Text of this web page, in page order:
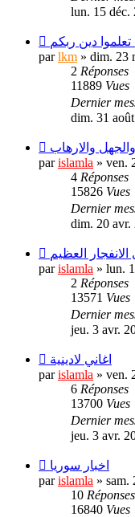
lun. 15 déc.
دين ربكم
parlkm » dim. 23
2 Réponses
11889 Vues
Dernier
dim. 31
والارهاب
parislamla » ven.
4 Réponses
15826 Vues
Dernier
dim. 20 avr.
parislamla » lun.
2 Réponses
13571 Vues
Dernier
jeu. 3 avr.
اغاني لادينية
parislamla » ven.
6 Réponses
13700 Vues
Dernier
jeu. 3 avr.
اخبار سوريا
parislamla » sam.
10 Réponses
16840 Vues